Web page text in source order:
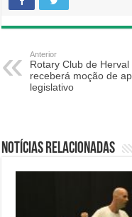
Anterior
Rotary Club de Herval
receberá moção de
legislativo
Notícias relacionadas